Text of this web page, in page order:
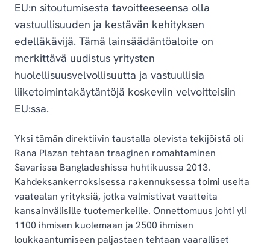
EU:n sitoutumisesta tavoitteeseensa olla
vastuullisuuden ja kestävän kehityksen
edelläkävijä. Tämä lainsäädäntöaloite on
merkittävä uudistus yritysten
huolellisuusvelvollisuutta ja vastuullisia
liiketoimintakäytäntöjä koskeviin velvoitteisiin
EU:ssa.
Yksi tämän direktiivin taustalla olevista tekijöistä oli
Rana Plazan tehtaan traaginen romahtaminen
Savarissa Bangladeshissa huhtikuussa 2013.
Kahdeksankerroksisessa rakennuksessa toimi useita
vaatealan yrityksiä, jotka valmistivat vaatteita
kansainvälisille tuotemerkeille. Onnettomuus johti yli
1100 ihmisen kuolemaan ja 2500 ihmisen
loukkaantumiseen paljastaen tehtaan vaaralliset